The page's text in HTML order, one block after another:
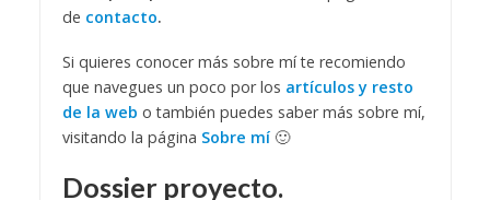
de contacto.
Si quieres conocer más sobre mí te recomiendo
que navegues un poco por los artículos y resto
de la web o también puedes saber más sobre mí,
visitando la página Sobre mí 🙂
Dossier proyecto.